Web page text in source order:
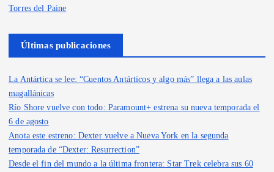
Torres del Paine
Últimas publicaciones
La Antártica se lee: “Cuentos Antárticos y algo más” llega a las aulas
magallánicas
Río Shore vuelve con todo: Paramount+ estrena su nueva temporada el
6 de agosto
Anota este estreno: Dexter vuelve a Nueva York en la segunda
temporada de “Dexter: Resurrection”
Desde el fin del mundo a la última frontera: Star Trek celebra sus 60